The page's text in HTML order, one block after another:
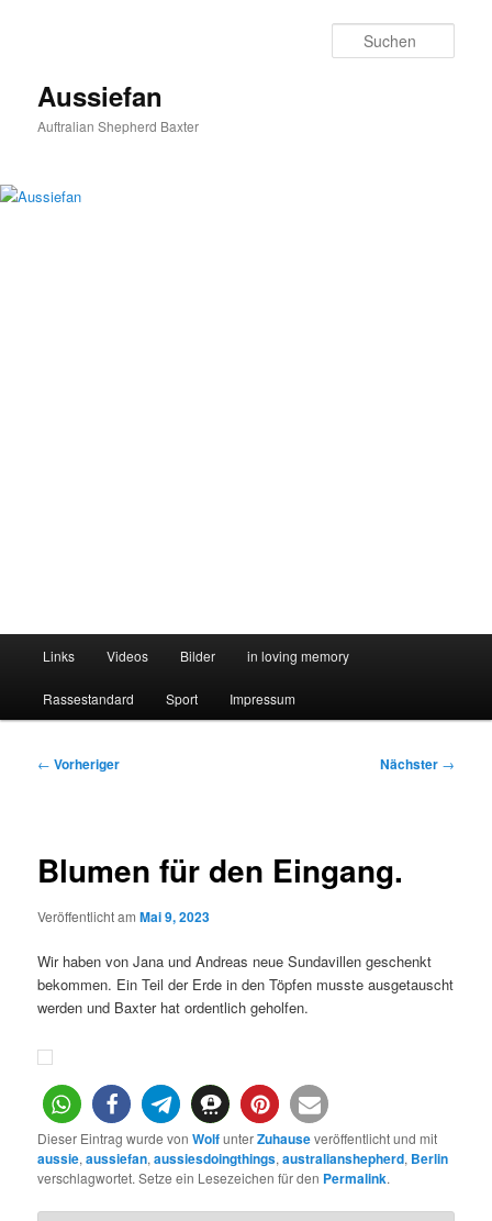
Aussiefan
Auftralian Shepherd Baxter
Links Videos Bilder in loving memory
Rassestandard Sport Impressum
Beitragsnavigation
← Vorheriger Nächster →
Blumen für den Eingang.
Veröffentlicht amMai 9, 2023
Wir haben von Jana und Andreas neue Sundavillen geschenkt
bekommen. Ein Teil der Erde in den Töpfen musste ausgetauscht
werden und Baxter hat ordentlich geholfen.
Dieser Eintrag wurde vonWolfunterZuhauseveröffentlicht und mit
aussie,aussiefan,aussiesdoingthings,australianshepherd, Berlin
verschlagwortet. Setze ein Lesezeichen für den Permalink.